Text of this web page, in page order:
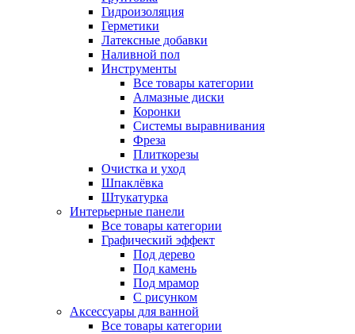
Гидроизоляция
Герметики
Латексные добавки
Наливной пол
Инструменты
Все товары категории
Алмазные диски
Коронки
Системы выравнивания
Фреза
Плиткорезы
Очистка и уход
Шпаклёвка
Штукатурка
Интерьерные панели
Все товары категории
Графический эффект
Под дерево
Под камень
Под мрамор
С рисунком
Аксессуары для ванной
Все товары категории